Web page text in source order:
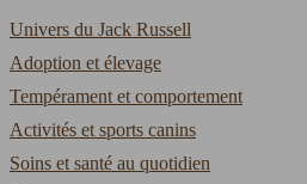
Univers du Jack Russell
Adoption et élevage
Tempérament et comportement
Activités et sports canins
Soins et santé au quotidien